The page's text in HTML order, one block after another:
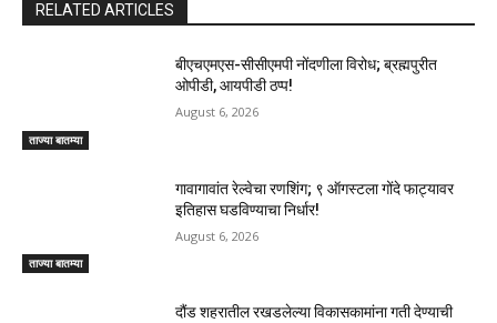
RELATED ARTICLES
ताज्या बातम्या
बीएचएमएस-सीसीएमपी नोंदणीला विरोध; ब्रह्मपुरीत
ओपीडी, आयपीडी ठप्प!
August 6, 2026
ताज्या बातम्या
गावागावांत रेल्वेचा रणशिंग; ९ ऑगस्टला गोंदे फाट्यावर
इतिहास घडविण्याचा निर्धार!
August 6, 2026
दौंड शहरातील रखडलेल्या विकासकामांना गती देण्याची